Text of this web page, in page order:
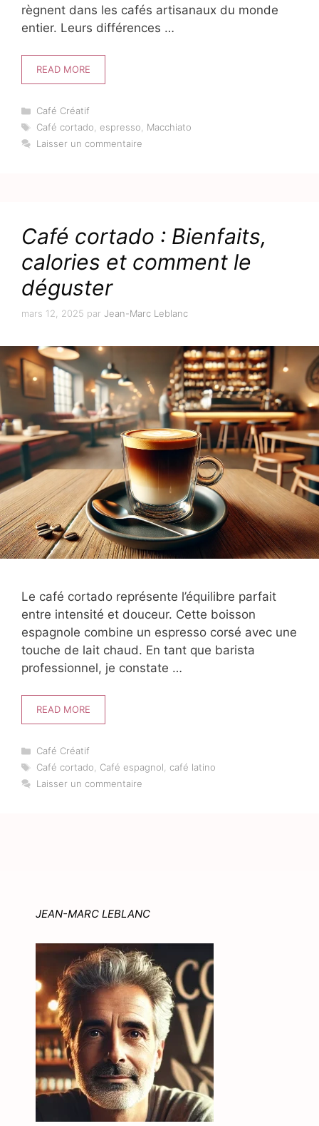
règnent dans les cafés artisanaux du monde
entier. Leurs différences …
READ MORE
Catégories
Café Créatif
Étiquettes
Café cortado, espresso, Macchiato
Laisser un commentaire
Café cortado : Bienfaits,
calories et comment le
déguster
mars 12, 2025 par Jean-Marc Leblanc
Le café cortado représente l’équilibre parfait
entre intensité et douceur. Cette boisson
espagnole combine un espresso corsé avec une
touche de lait chaud. En tant que barista
professionnel, je constate …
READ MORE
Catégories
Café Créatif
Étiquettes
Café cortado Café espagnol café latino
Laisser un commentaire
JEAN-MARC LEBLANC